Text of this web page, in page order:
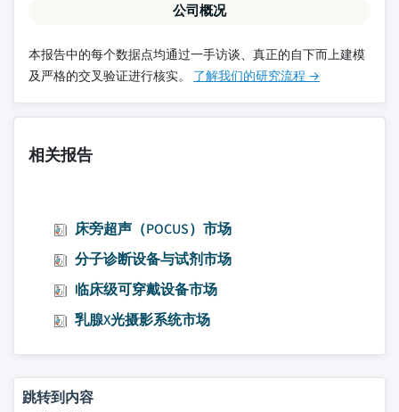
公司概况
本报告中的每个数据点均通过一手访谈、真正的自下而上建模
及严格的交叉验证进行核实。 了解我们的研究流程 →
相关报告
床旁超声（POCUS）市场
分子诊断设备与试剂市场
临床级可穿戴设备市场
乳腺X光摄影系统市场
跳转到内容